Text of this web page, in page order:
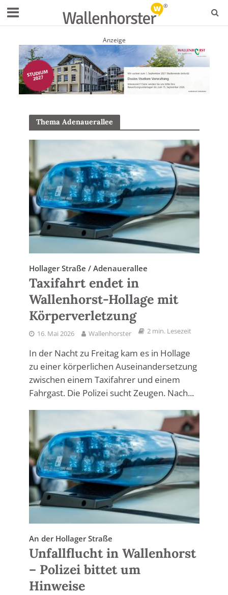
Anzeige
Thema Adenauerallee
Hollager Straße / Adenauerallee
Taxifahrt endet in
Wallenhorst-Hollage mit
Körperverletzung
16. Mai 2026 Wallenhorster 2 min. Lesezeit
In der Nacht zu Freitag kam es in Hollage
zu einer körperlichen Auseinandersetzung
zwischen einem Taxifahrer und einem
Fahrgast. Die Polizei sucht Zeugen. Nach...
An der Hollager Straße
Unfallflucht in Wallenhorst
– Polizei bittet um
Hinweise